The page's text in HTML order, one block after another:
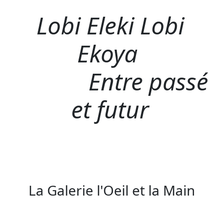
Lobi Eleki Lobi
Ekoya
Entre passé
et futur
La Galerie l'Oeil et la Main